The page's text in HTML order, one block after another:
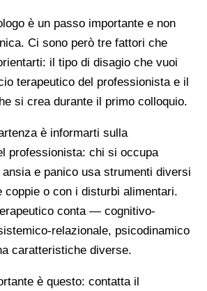
è un passo importante e non
Ci sono però tre fattori che
il tipo di disagio che vuoi
terapeutico del professionista e il
si crea durante il primo colloquio.
è informarti sulla
professionista: chi si occupa
e panico usa strumenti diversi
coppie o con i disturbi alimentari.
conta — cognitivo-
relazionale, psicodinamico
caratteristiche diverse.
è questo: contatta il